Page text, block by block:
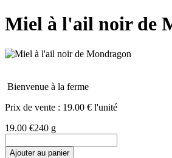
Miel à l'ail noir de
Bienvenue à la ferme
Prix de vente : 19.00 € l'unité
19.00 €240 g
Ajouter au panier